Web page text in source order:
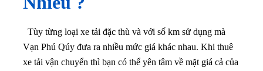
Tùy từng loại xe tải đặc thù và với số km sử dụng mà
Vạn Phú Qúy đưa ra nhiều mức giá khác nhau. Khi thuê
xe tải vận chuyển thì bạn có thể yên tâm về mặt giá cả của